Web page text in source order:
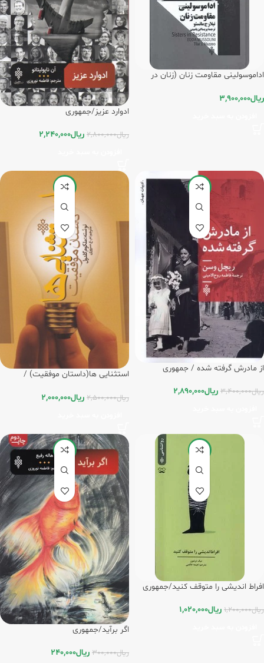
اداموسولینی مقاومت زنان (زنان ‌در‌
ریال3,900,000
ادوارد عزیز/جمهوری
ریال2,800,000 ریال2,240,000
-15%
از مادرش گرفته شده / جمهوری
ریال3,400,000 ریال2,890,000
-20%
استثنایی‏ ها(داستان‏ موفقیت‏) /
ریال2,500,000 ریال2,000,000
-15%
افراط اندیشی را متوقف کنید/جمهوری
ریال1,200,000 ریال1,020,000
-20%
اگر برآید/جمهوری
ریال300,000 ریال240,000